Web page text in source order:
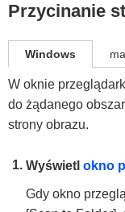
Przycinanie
Windows
W oknie
do żądanego
strony obrazu.
Wyświetl okno
Gdy okno